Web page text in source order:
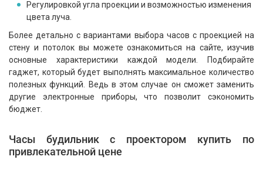
Регулировкой угла проекции и возможностью изменения
цвета луча.
Более детально с вариантами выбора часов с проекцией на
стену и потолок вы можете ознакомиться на сайте, изучив
основные характеристики каждой модели. Подбирайте
гаджет, который будет выполнять максимальное количество
полезных функций. Ведь в этом случае он сможет заменить
другие электронные приборы, что позволит сэкономить
бюджет.
Часы будильник с проектором купить по
привлекательной цене